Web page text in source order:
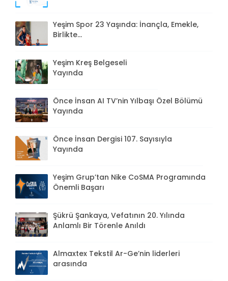
Yeşim Spor 23 Yaşında: İnançla, Emekle,
Birlikte...
Yeşim Kreş Belgeseli
Yayında
Önce İnsan AI TV’nin Yılbaşı Özel Bölümü
Yayında
Önce İnsan Dergisi 107. Sayısıyla
Yayında
Yeşim Grup’tan Nike CoSMA Programında
Önemli Başarı
Şükrü Şankaya, Vefatının 20. Yılında
Anlamlı Bir Törenle Anıldı
Almaxtex Tekstil Ar-Ge’nin liderleri
arasında